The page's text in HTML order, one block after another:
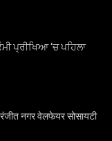
ਪ੍ਰੀਖਿਆ ‘ਚ ਪਹਿਲਾ
रंजीत नगर वेलफेयर सोसायटी